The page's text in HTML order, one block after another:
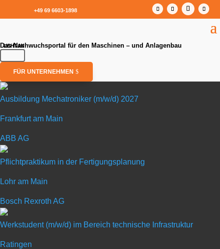
+49 69 6603-1898
Das Nachwuchsportal für den Maschinen – und Anlagenbau
FÜR UNTERNEHMEN
Ausbildung Mechatroniker (m/w/d) 2027
Frankfurt am Main
ABB AG
Pflichtpraktikum in der Fertigungsplanung
Lohr am Main
Bosch Rexroth AG
Werkstudent (m/w/d) im Bereich technische Infrastruktur
Ratingen